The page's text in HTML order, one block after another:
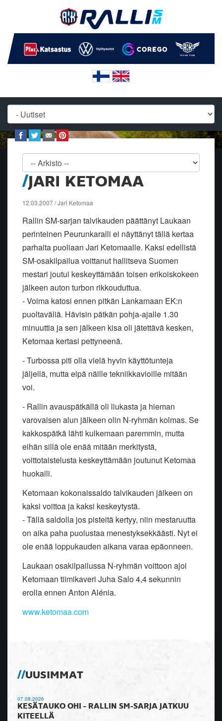
JARI KETOMAA
12.03.2007 / Jari Ketomaa
Rallin SM-sarjan talvikauden päättänyt Laukaan
perinteinen Peurunkaralli ei näyttänyt tällä kertaa
parhaita puoliaan Jari Ketomaalle. Kaksi edellistä
SM-osakilpailua voittanut hallitseva Suomen
mestari joutui keskeyttämään toisen erikoiskokeen
jälkeen auton turbon rikkouduttua.
- Voima katosi ennen pitkän Lankamaan EK:n
puoltaväliä. Hävisin pätkän pohja-ajalle 1.30
minuuttia ja sen jälkeen kisa oli jätettävä kesken,
Ketomaa kertasi pettyneenä.
- Turbossa piti olla vielä hyvin käyttötunteja
jäljellä, mutta eipä näille tekniikkavioille mitään
voi.
- Rallin avauspätkällä oli liukasta ja hieman
varovaisen alun jälkeen olin N-ryhmän kolmas. Se
kakkospätkä lähti kulkemaan paremmin, mutta
eihän sillä ole enää mitään merkitystä,
voittotaistelusta keskeyttämään joutunut Ketomaa
huokaili.
Ketomaan kokonaissaldo talvikauden jälkeen on
kaksi voittoa ja kaksi keskeytystä.
- Tällä saldolla jos pisteitä kertyy, niin mestaruutta
on aika paha puolustaa menestyksekkäästi. Nyt ei
ole enää loppukauden aikana varaa epäonneen.
Laukaan osakilpailussa N-ryhmän voittoon ajoi
Ketomaan tiimikaveri Juha Salo 4,4 sekunnin
erolla ennen Anton Alénia.
www.ketomaa.com
UUSIMMAT
07.08.2026
KESÄTAUKO OHI - RALLIN SM-SARJA JATKUU
KITEELLÄ